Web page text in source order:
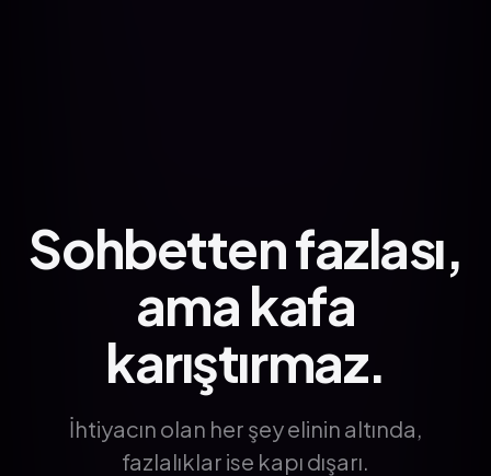
Sohbetten fazlası,
ama kafa
karıştırmaz.
İhtiyacın olan her şey elinin altında,
fazlalıklar ise kapı dışarı.